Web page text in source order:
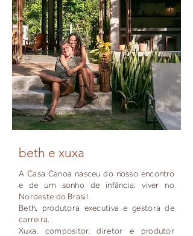
beth e xuxa
A Casa Canoa nasceu do nosso encontro
e de um sonho de infância: viver no
Nordeste do Brasil.
Beth, produtora executiva e gestora de
carreira.
Xuxa, compositor, diretor e produtor